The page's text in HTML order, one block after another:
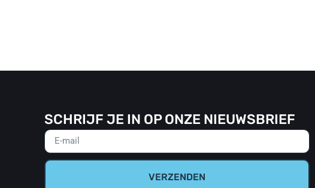
SCHRIJF JE IN OP ONZE NIEUWSBRIEF
VERZENDEN